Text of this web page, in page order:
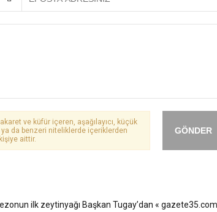
GÖNDER
ve küfür içeren, aşağılayıcı, küçük
ya da benzeri niteliklerde içeriklerden
aittir.